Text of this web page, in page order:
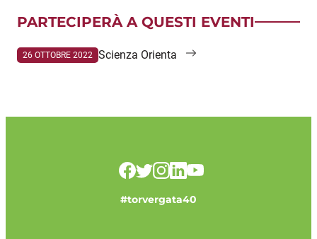
PARTECIPERÀ A QUESTI EVENTI
26 OTTOBRE 2022 Scienza Orienta
#torvergata40